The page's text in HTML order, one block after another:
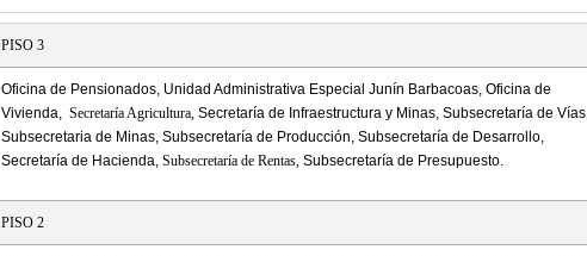
PISO 3
Oficina de Pensionados, Unidad Administrativa Especial Junín Barbacoas, Oficina de
Vivienda, Secretaría Agricultura, Secretaría de Infraestructura y Minas, Subsecretaría de Vías,
Subsecretaria de Minas, Subsecretaría de Producción, Subsecretaría de Desarrollo,
Secretaría de Hacienda, Subsecretaría de Rentas, Subsecretaría de Presupuesto.
PISO 2